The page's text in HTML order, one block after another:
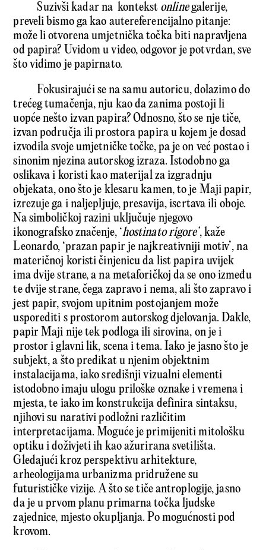
Suzivši kadar na kontekst onlinegalerije,
preveli bismo ga kao autereferencijalno pitanje:
može li otvorena umjetnička točka biti napravljena
od papira? Uvidom u video, odgovor je potvrdan, sve
što vidimo je papirnato.
Fokusirajući se na samu autoricu, dolazimo do
trećeg tumačenja, nju kao da zanima postoji li
uopće nešto izvan papira? Odnosno, što se nje tiče,
izvan područja ili prostora papira u kojem je dosad
izvodila svoje umjetničke točke, pa je on već postao i
sinonim njezina autorskog izraza. Istodobno ga
oslikava i koristi kao materijal za izgradnju
objekata, ono što je klesaru kamen, to je Maji papir,
izrezuje ga i naljepljuje, presavija, iscrtava ili oboje.
Na simboličkoj razini uključuje njegovo
ikonografsko značenje, ‘hostinato rigore’, kaže
Leonardo, ‘prazan papir je najkreativniji motiv’, na
materičnoj koristi činjenicu da list papira uvijek
ima dvije strane, a na metaforičkoj da se ono između
te dvije strane, čega zapravo i nema, ali što zapravo i
jest papir, svojom upitnim postojanjem može
usporediti s prostorom autorskog djelovanja. Dakle,
papir Maji nije tek podloga ili sirovina, on je i
prostor i glavni lik, scena i tema. Iako je jasno što je
subjekt, a što predikat u njenim objektnim
instalacijama, iako središnji vizualni elementi
istodobno imaju ulogu priloške oznake i vremena i
mjesta, te iako im konstrukcija definira sintaksu,
njihovi su narativi podložni različitim
interpretacijama. Moguće je primijeniti mitološku
optiku i doživjeti ih kao ažurirana svetilišta.
Gledajući kroz perspektivu arhitekture,
arheologijama urbanizma pridružene su
futurističke vizije. A što se tiče antroplogije, jasno
da je u prvom planu primarna točka ljudske
zajednice, mjesto okupljanja. Po mogućnosti pod
krovom.